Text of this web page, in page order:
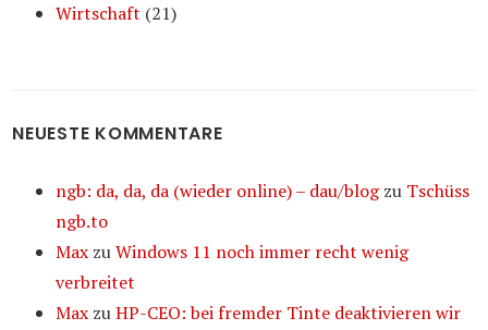
Wirtschaft (21)
NEUESTE KOMMENTARE
ngb: da, da, da (wieder online) – dau/blogzu Tschüss
ngb.to
Max zuWindows 11 noch immer recht wenig
verbreitet
Max zuHP-CEO: bei fremder Tinte deaktivieren wir